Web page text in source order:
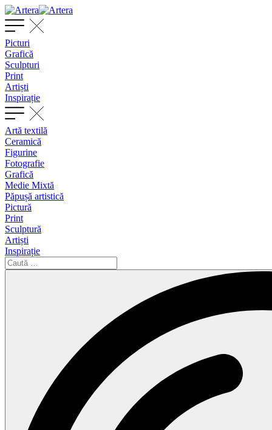
Picturi
Grafică
Sculpturi
Print
Artiști
Inspirație
Artă textilă
Ceramică
Figurine
Fotografie
Grafică
Medie Mixtă
Păpușă artistică
Pictură
Print
Sculptură
Artiști
Inspirație